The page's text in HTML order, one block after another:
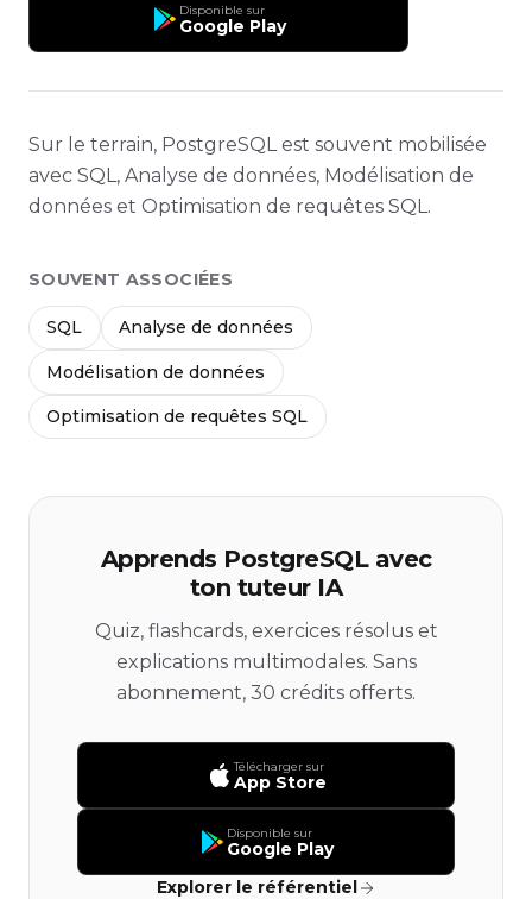
Disponible sur
Google Play
Sur le terrain, PostgreSQL est souvent mobilisée
avec SQL, Analyse de données, Modélisation de
données et Optimisation de requêtes SQL.
SOUVENT ASSOCIÉES
SQL Analyse de données
Modélisation de données
Optimisation de requêtes SQL
Apprends PostgreSQL avec
ton tuteur IA
Quiz, flashcards, exercices résolus et
explications multimodales. Sans
abonnement, 30 crédits offerts.
Télécharger sur
App Store
Disponible sur
Google Play
Explorer le référentiel